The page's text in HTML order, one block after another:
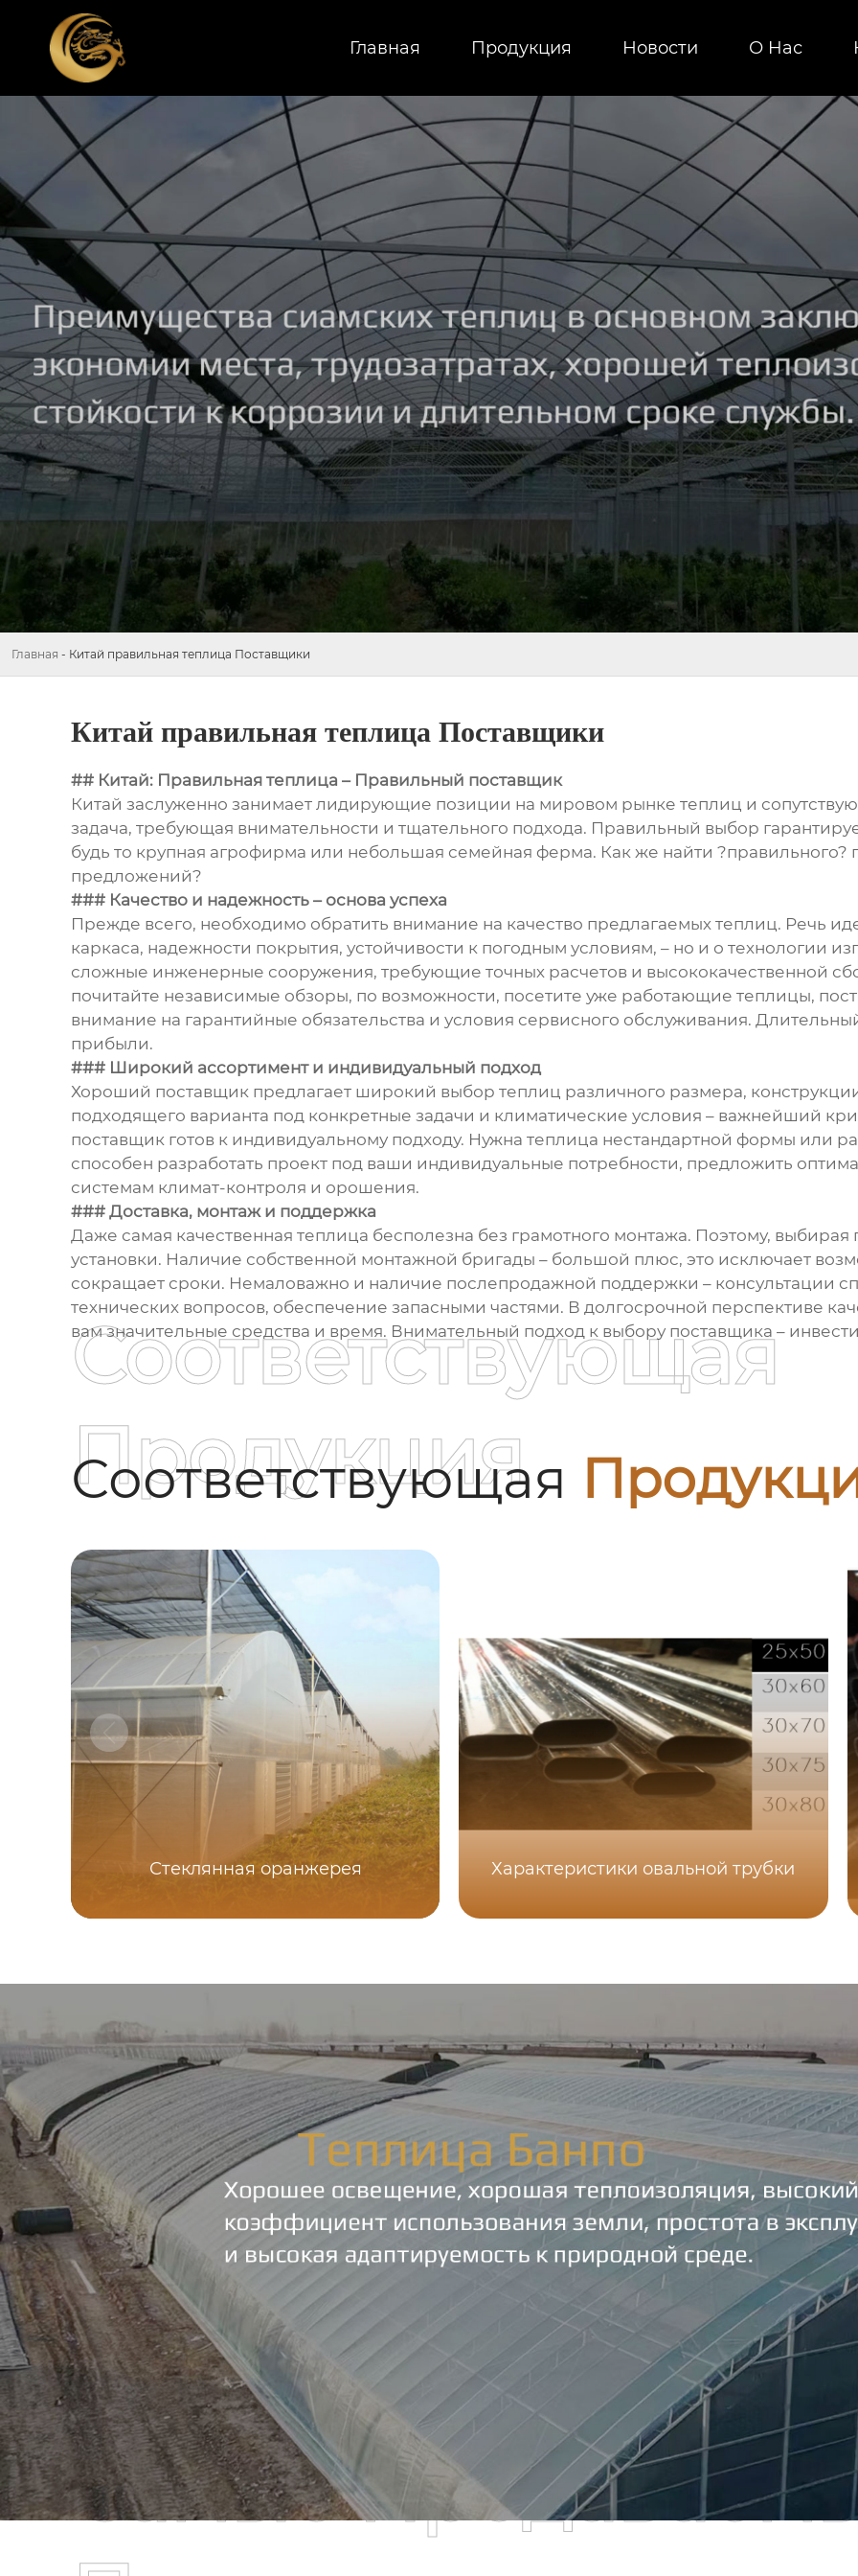
Главная Продукция Новости О Hас
Главная - Китай правильная теплица Поставщики
Китай правильная теплица Поставщики
## Китай: Правильная теплица – Правильный поставщик
Китай заслуженно занимает лидирующие позиции на мировом рынке теплиц и
задача, требующая внимательности и тщательного подхода. Правильный выбор
будь то крупная агрофирма или небольшая семейная ферма. Как же найти
предложений?
### Качество и надежность – основа успеха
Прежде всего, необходимо обратить внимание на качество предлагаемых теплиц. Речь
каркаса, надежности покрытия, устойчивости к погодным условиям, – но и о технологии
сложные инженерные сооружения, требующие точных расчетов и высококачественной
почитайте независимые обзоры, по возможности, посетите уже работающие теплицы,
внимание на гарантийные обязательства и условия сервисного обслуживания.
прибыли.
### Широкий ассортимент и индивидуальный подход
Хороший поставщик предлагает широкий выбор теплиц различного размера,
подходящего варианта под конкретные задачи и климатические условия – важнейший
поставщик готов к индивидуальному подходу. Нужна теплица нестандартной формы или
способен разработать проект под ваши индивидуальные потребности, предложить
системам климат-контроля и орошения.
### Доставка, монтаж и поддержка
Даже самая качественная теплица бесполезна без грамотного монтажа. Поэтому, выбирая
установки. Наличие собственной монтажной бригады – большой плюс, это исключает
сокращает сроки. Немаловажно и наличие послепродажной поддержки – консультации
технических вопросов, обеспечение запасными частями. В долгосрочной перспективе
вам значительные средства и время. Внимательный подход к выбору поставщика –
Соответствующая
Соответствующая
Продукция
Стеклянная оранжерея Характеристики овальной трубки
Самые